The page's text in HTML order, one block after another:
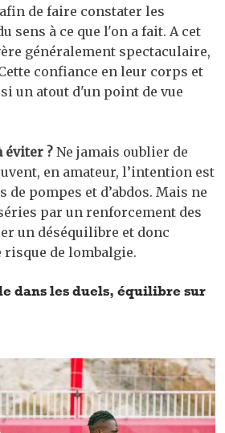
de faire constater les
sens à ce que l'on a fait. A cet
généralement spectaculaire,
confiance en leur corps et
un atout d'un point de vue
éviter ? Ne jamais oublier de
en amateur, l’intention est
de pompes et d’abdos. Mais ne
par un renforcement des
un déséquilibre et donc
de lombalgie.
dans les duels, équilibre sur